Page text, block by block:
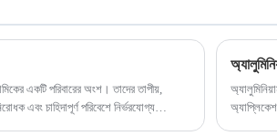
একটি পরিবারের অংশ। তাদের তাপীয়,
এবং চাহিদাপূর্ণ পরিবেশে নির্ভরযোগ্য